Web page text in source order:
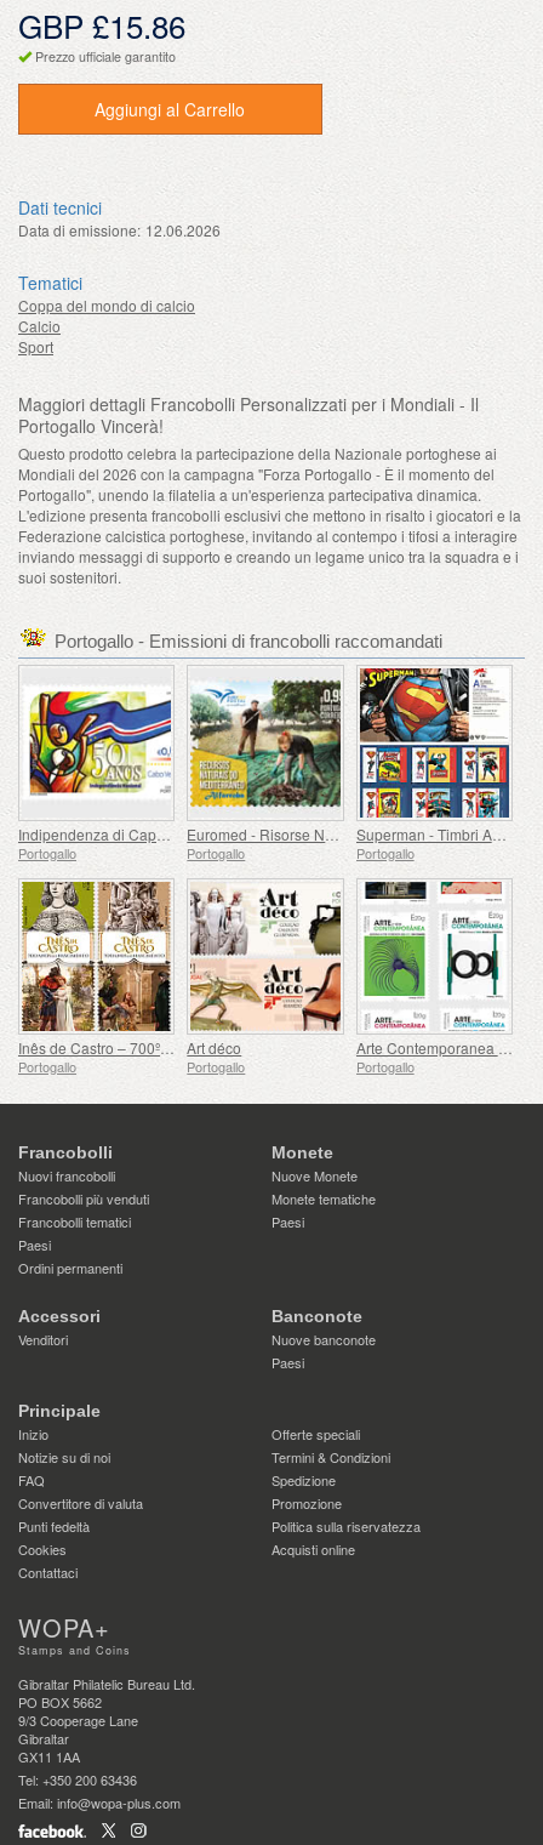
GBP £15.86
Prezzo ufficiale garantito
Aggiungi al Carrello
Dati tecnici
Data di emissione: 12.06.2026
Tematici
Coppa del mondo di calcio
Calcio
Sport
Maggiori dettagli Francobolli Personalizzati per i Mondiali - Il
Portogallo Vincerà!
Questo prodotto celebra la partecipazione della Nazionale portoghese ai
Mondiali del 2026 con la campagna "Forza Portogallo - È il momento del
Portogallo", unendo la filatelia a un'esperienza partecipativa dinamica.
L'edizione presenta francobolli esclusivi che mettono in risalto i giocatori e la
Federazione calcistica portoghese, invitando al contempo i tifosi a interagire
inviando messaggi di supporto e creando un legame unico tra la squadra e i
suoi sostenitori.
Portogallo - Emissioni di francobolli raccomandati
Indipendenza di Capo Verde - 50 Anni
Portogallo
Euromed - Risorse Naturali del Mediterraneo
Portogallo
Superman - Timbri Autoadesivi
Portogallo
Inês de Castro – 700º compleanno
Portogallo
Art déco
Portogallo
Arte Contemporanea Portoghese - 2a Serie
Portogallo
Francobolli
Nuovi francobolli
Francobolli più venduti
Francobolli tematici
Paesi
Ordini permanenti
Monete
Nuove Monete
Monete tematiche
Paesi
Accessori
Venditori
Banconote
Nuove banconote
Paesi
Principale
Inizio
Offerte speciali
Notizie su di noi
Termini & Condizioni
FAQ
Spedizione
Convertitore di valuta
Promozione
Punti fedeltà
Politica sulla riservatezza
Cookies
Acquisti online
Contattaci
WOPA+
Stamps and Coins
Gibraltar Philatelic Bureau Ltd.
PO BOX 5662
9/3 Cooperage Lane
Gibraltar
GX11 1AA
Tel: +350 200 63436
Email: info@wopa-plus.com